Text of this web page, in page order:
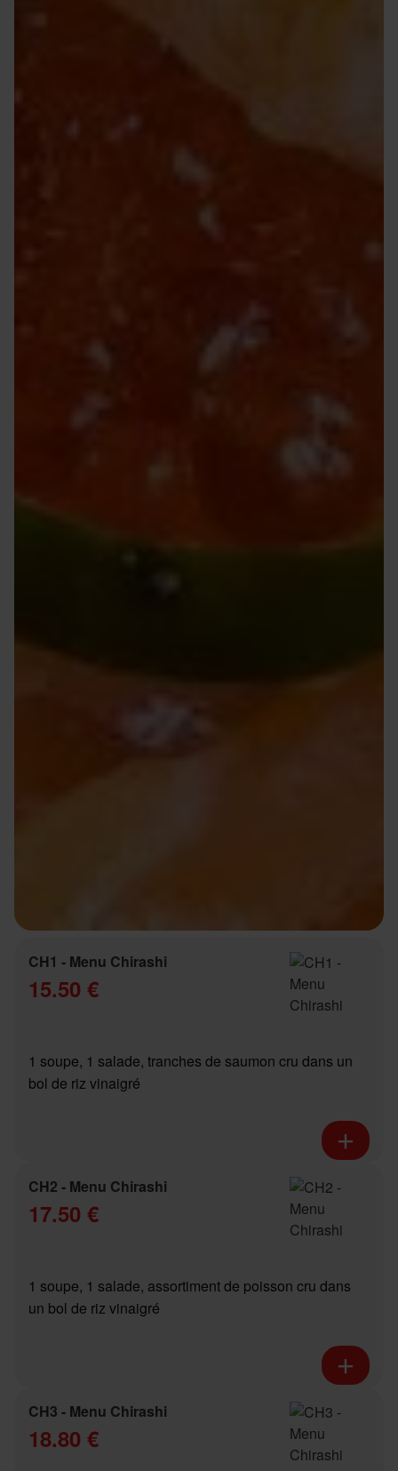
CH1 - Menu Chirashi
15.50 €
1 soupe, 1 salade, tranches de saumon cru dans un
bol de riz vinaigré
CH2 - Menu Chirashi
17.50 €
1 soupe, 1 salade, assortiment de poisson cru dans
un bol de riz vinaigré
CH3 - Menu Chirashi
18.80 €